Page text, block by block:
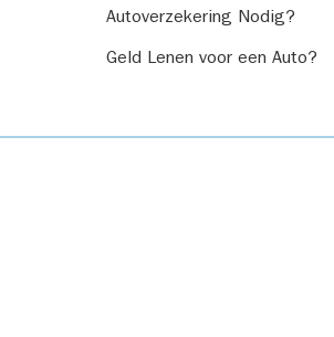
Autoverzekering Nodig?
Geld Lenen voor een Auto?